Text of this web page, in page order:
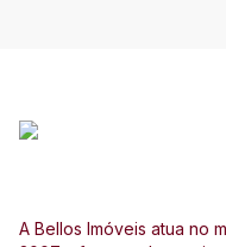
A Bellos Imóveis atua no